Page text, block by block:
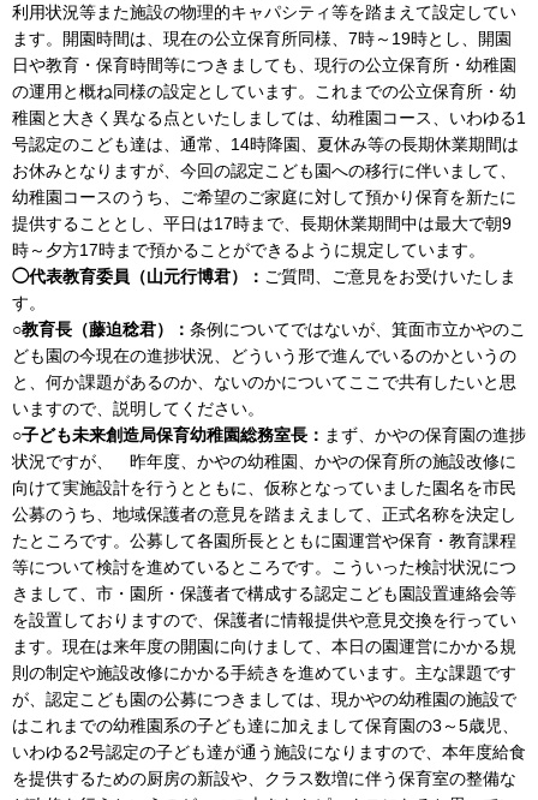
利用状況等また施設の物理的キャパシティ等を踏まえて設定してい
ます。開園時間は、現在の公立保育所同様、7時～19時とし、開園
日や教育・保育時間等につきましても、現行の公立保育所・幼稚園
の運用と概ね同様の設定としています。これまでの公立保育所・幼
稚園と大きく異なる点といたしましては、幼稚園コース、いわゆる1
号認定のこども達は、通常、14時降園、夏休み等の長期休業期間は
お休みとなりますが、今回の認定こども園への移行に伴いまして、
幼稚園コースのうち、ご希望のご家庭に対して預かり保育を新たに
提供することとし、平日は17時まで、長期休業期間中は最大で朝9
時～夕方17時まで預かることができるように規定しています。
◯代表教育委員（山元行博君）： ご質問、ご意見をお受けいたしま
す。
○教育長（藤迫稔君）： 条例についてではないが、箕面市立かやのこ
ども園の今現在の進捗状況、どういう形で進んでいるのかというの
と、何か課題があるのか、ないのかについてここで共有したいと思
いますので、説明してください。
○子ども未来創造局保育幼稚園総務室長： まず、かやの保育園の進捗
状況ですが、 昨年度、かやの幼稚園、かやの保育所の施設改修に
向けて実施設計を行うとともに、仮称となっていました園名を市民
公募のうち、地域保護者の意見を踏まえまして、正式名称を決定し
たところです。公募して各園所長とともに園運営や保育・教育課程
等について検討を進めているところです。こういった検討状況につ
きまして、市・園所・保護者で構成する認定こども園設置連絡会等
を設置しておりますので、保護者に情報提供や意見交換を行ってい
ます。現在は来年度の開園に向けまして、本日の園運営にかかる規
則の制定や施設改修にかかる手続きを進めています。主な課題です
が、認定こども園の公募につきましては、現かやの幼稚園の施設で
はこれまでの幼稚園系の子ども達に加えまして保育園の3～5歳児、
いわゆる2号認定の子ども達が通う施設になりますので、本年度給食
を提供するための厨房の新設や、クラス数増に伴う保育室の整備な